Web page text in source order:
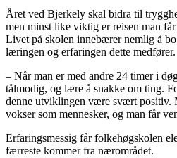
Året ved Bjerkely skal bidra til
men minst like viktig er reisen man
Livet på skolen innebærer nemlig å bo
læringen og erfaringen dette medfører.
– Når man er med andre 24 timer i
tålmodig, og lære å snakke om ting.
denne utviklingen være svært positiv.
vokser som mennesker, og man får
Erfaringsmessig får folkehøgskolen
færreste kommer fra nærområdet.